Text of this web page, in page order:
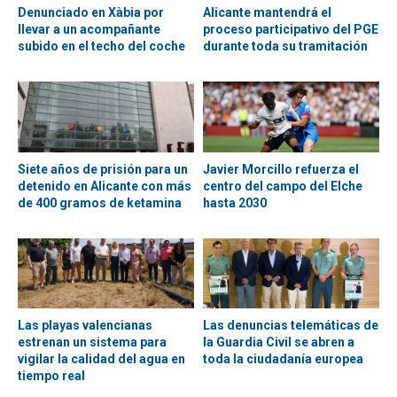
Denunciado en Xàbia por
llevar a un acompañante
subido en el techo del coche
Alicante mantendrá el
proceso participativo del PGE
durante toda su tramitación
Siete años de prisión para un
detenido en Alicante con más
de 400 gramos de ketamina
Javier Morcillo refuerza el
centro del campo del Elche
hasta 2030
Las playas valencianas
estrenan un sistema para
vigilar la calidad del agua en
tiempo real
Las denuncias telemáticas de
la Guardia Civil se abren a
toda la ciudadanía europea